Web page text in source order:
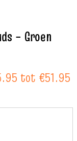
– Groen
tot €51.95